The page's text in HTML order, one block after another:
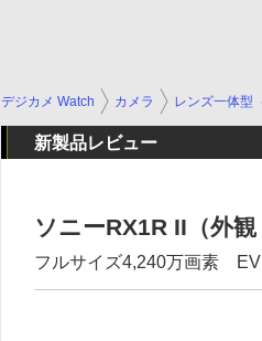
デジカメ Watch カメラ レンズ一体型
新製品レビュー
ソニーRX1R II（外観
フルサイズ4,240万画素